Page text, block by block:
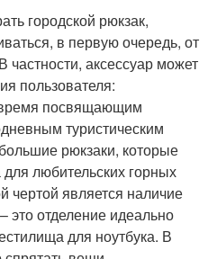
городской рюкзак,
в первую очередь, от
аксессуар может
пользователя:
посвящающим
туристическим
рюкзаки, которые
любительских горных
чертой является наличие
это отделение идеально
для ноутбука. В